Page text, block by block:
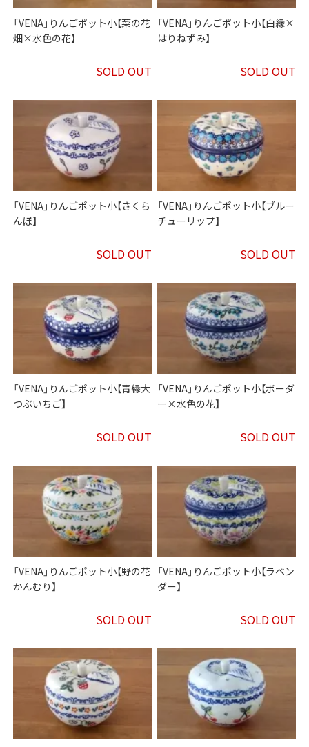
「VENA」りんごポット小【菜の花
畑×水色の花】
SOLD OUT
「VENA」りんごポット小【白縁×
はりねずみ】
SOLD OUT
「VENA」りんごポット小【さくら
んぼ】
SOLD OUT
「VENA」りんごポット小【ブルー
チューリップ】
SOLD OUT
「VENA」りんごポット小【青縁大
つぶいちご】
SOLD OUT
「VENA」りんごポット小【ボーダ
ー×水色の花】
SOLD OUT
「VENA」りんごポット小【野の花
かんむり】
SOLD OUT
「VENA」りんごポット小【ラベン
ダー】
SOLD OUT